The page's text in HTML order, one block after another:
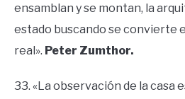
ensamblan y se montan, la
estado buscando se convierte
real». Peter Zumthor.
33. «La observación de la casa